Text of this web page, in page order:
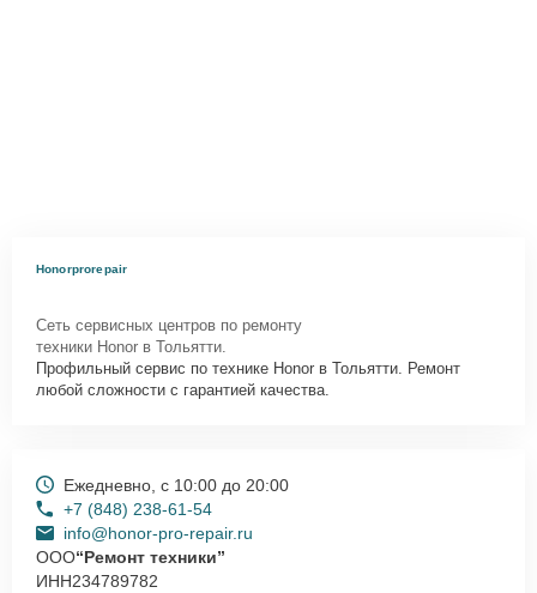
Honorprorepair
Сеть сервисных центров по ремонту
техники Honor в Тольятти.
Профильный сервис по технике Honor в Тольятти. Ремонт
любой сложности с гарантией качества.
Ежедневно, с 10:00 до 20:00
+7 (848) 238-61-54
info@honor-pro-repair.ru
ООО“Ремонт техники”
ИНН234789782